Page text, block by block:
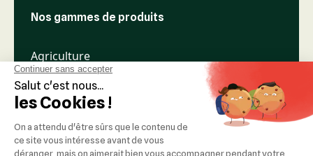
Nos gammes de produits
Agriculture
Élevage
Espaces verts
Nos réseaux